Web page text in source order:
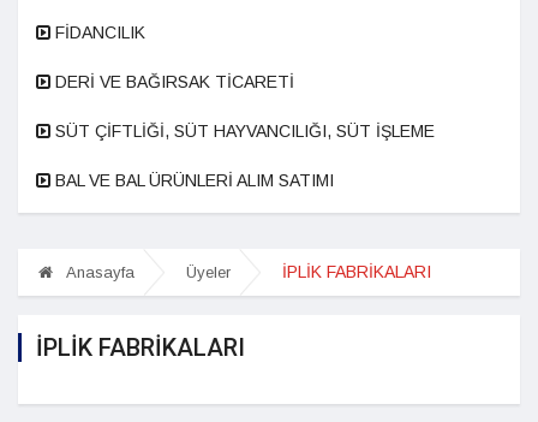
FİDANCILIK
DERİ VE BAĞIRSAK TİCARETİ
SÜT ÇİFTLİĞİ, SÜT HAYVANCILIĞI, SÜT İŞLEME
BAL VE BAL ÜRÜNLERİ ALIM SATIMI
Anasayfa Üyeler İPLİK FABRİKALARI
İPLİK FABRİKALARI